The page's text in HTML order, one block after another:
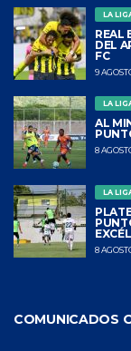
LA
REAL
DEL
FC
9
LA
AL
8
LA
8
COMUNICADOS